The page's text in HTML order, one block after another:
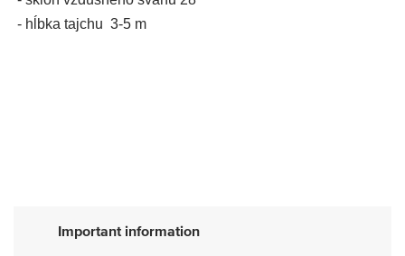
- hĺbka tajchu 3-5 m
Important information